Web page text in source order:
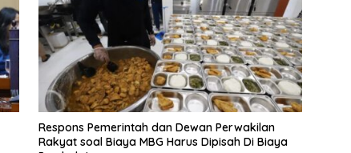
Respons Pemerintah dan Dewan Perwakilan
Rakyat soal Biaya MBG Harus Dipisah Di Biaya